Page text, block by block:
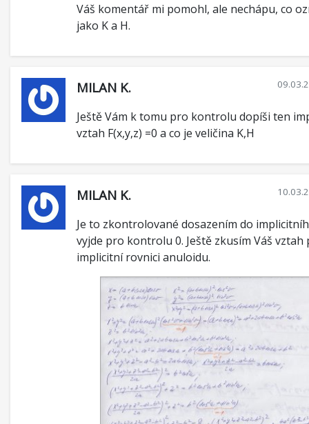
Váš komentář mi pomohl, ale nechápu, co
jako K a H.
MILAN K.
Ještě Vám k tomu pro kontrolu dopíši ten
vztah F(x,y,z) =0 a co je veličina K,H
MILAN K.
Je to zkontrolované dosazením do
vyjde pro kontrolu 0. Ještě zkusím Váš vztah
implicitní rovnici anuloidu.